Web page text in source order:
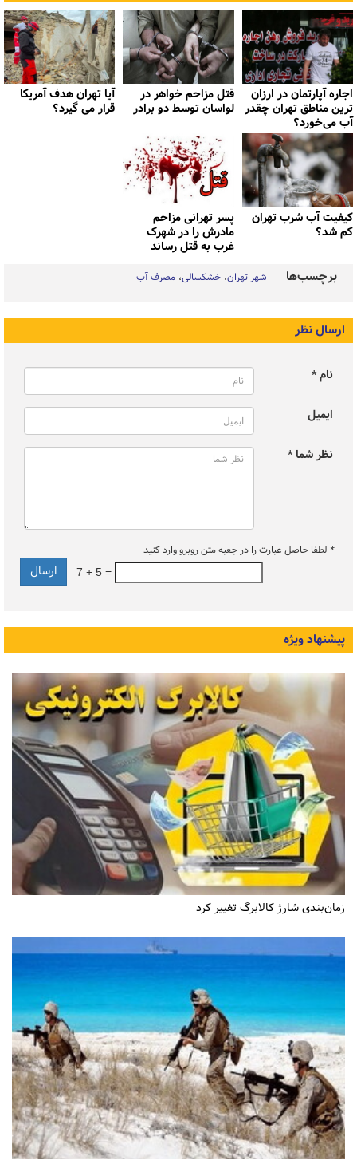
اجاره آپارتمان در ارزان
ترین مناطق تهران چقدر
آب می‌خورد؟
قتل مزاحم خواهر در
لواسان توسط دو برادر
آیا تهران هدف آمریکا
قرار می گیرد؟
کیفیت آب شرب تهران
کم شد؟
پسر تهرانی مزاحم
مادرش را در شهرک
غرب به قتل رساند
برچسب‌ها شهر تهران خشکسالی مصرف آب
ارسال نظر
نام *
ایمیل
نظر شما *
* لطفا حاصل عبارت را در جعبه متن روبرو وارد کنید
7 + 5 =
پیشنهاد ویژه
زمان‌بندی شارژ کالابرگ تغییر کرد